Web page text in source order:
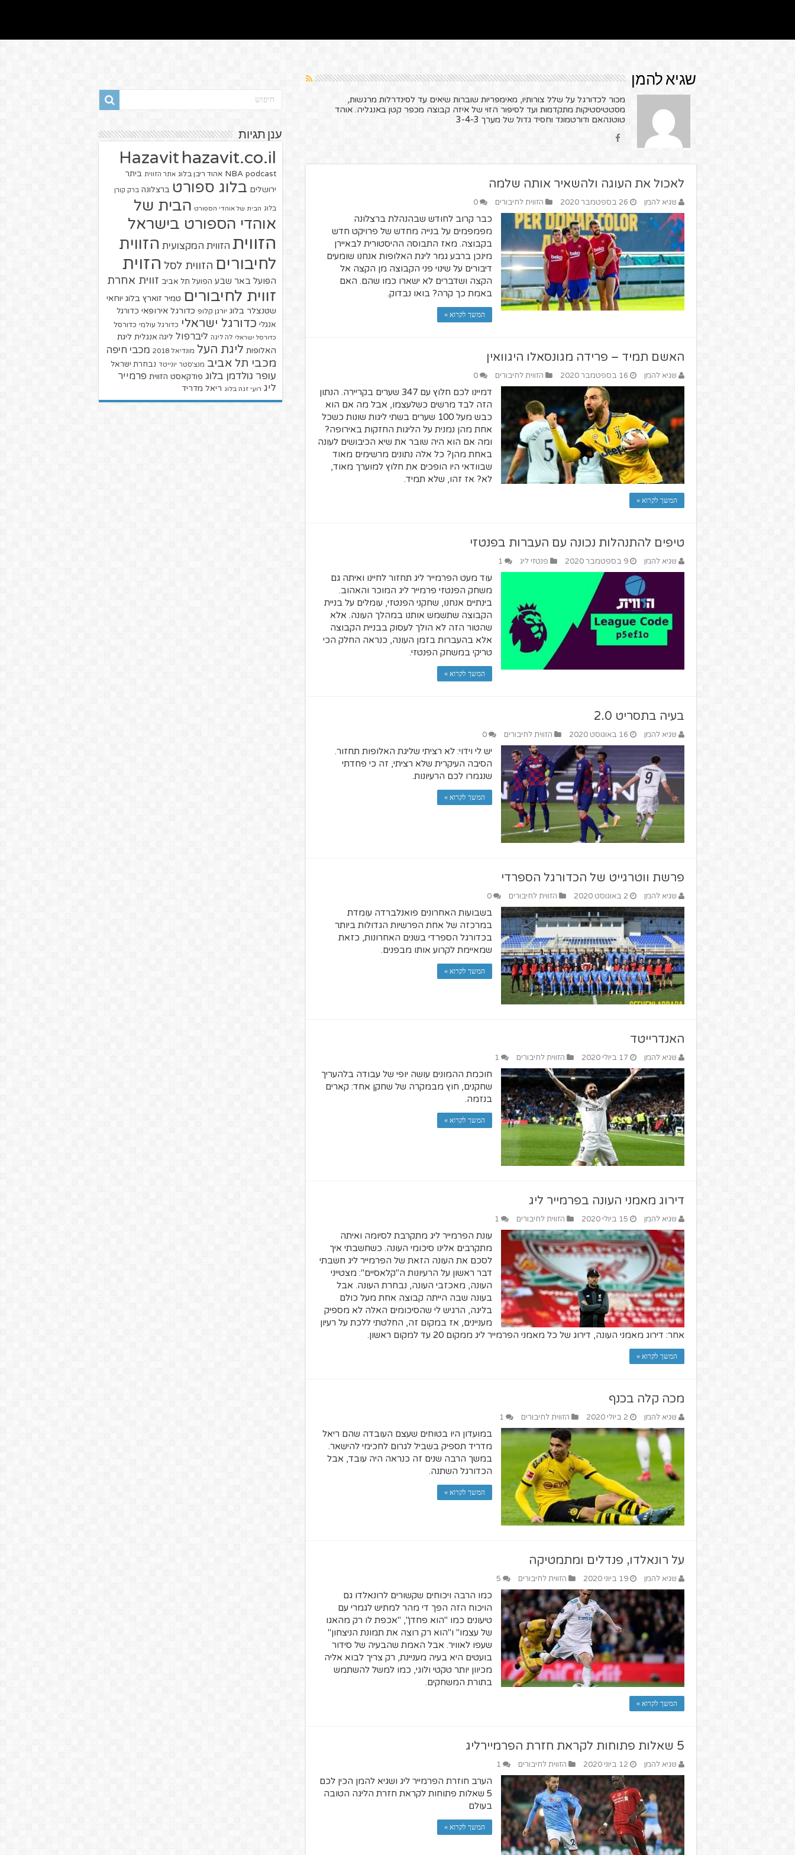
שגיא להמן
מכור לכדורגל על שלל צורותיו, מאימפריות שוברות שיאים עד לסינדרלות מרגשות,
מסטטיסטיקות מתקדמות ועד לסיפור הזוי של איזה קבוצה מכפר קטן באנגליה. אוהד
טוטנהאם ודורטמונד וחסיד גדול של מערך 3-4-3
לאכול את העוגה ולהשאיר אותה שלמה
שגיא להמן 26 בספטמבר 2020 הזווית לחיבורים 0
כבר קרוב לחודש שבהנהלת ברצלונה
מפמפמים על בנייה מחדש של פרויקט חדש
בקבוצה. מאז התבוסה ההיסטורית לבאיירן
מינכן ברבע גמר ליגת האלופות אנחנו שומעים
דיבורים על שינוי פני הקבוצה מן הקצה אל
הקצה ושדברים לא ישארו כמו שהם. האם
באמת כך קרה? בואו נבדוק.
המשך לקרוא »
האשם תמיד – פרידה מגונסאלו היגוואין
שגיא להמן 16 בספטמבר 2020 הזווית לחיבורים 0
דמיינו לכם חלוץ עם 347 שערים בקריירה. הנתון
הזה לבד מרשים כשלעצמו, אבל מה אם הוא
כבש מעל 100 שערים בשתי ליגות שונות כשכל
אחת מהן נמנית על הליגות החזקות באירופה?
ומה אם הוא היה שובר את שיא הכיבושים לעונה
באחת מהן? כל אלה נתונים מרשימים מאוד
שבוודאי היו הופכים את חלוץ למוערך מאוד,
לא? אז זהו, שלא תמיד.
המשך לקרוא »
טיפים להתנהלות נכונה עם העברות בפנטזי
שגיא להמן 9 בספטמבר 2020 פנטזי ליג 1
עוד מעט הפרמייר ליג תחזור לחיינו ואיתה גם
משחק הפנטזי פרמייר ליג המוכר והאהוב.
בינתיים אנחנו, שחקני הפנטזי, עומלים על בניית
הקבוצה שתשמש אותנו במהלך העונה. אלא
שהטור הזה לא הולך לעסוק בבניית הקבוצה
אלא בהעברות בזמן העונה, כנראה החלק הכי
טריקי במשחק הפנטזי.
המשך לקרוא »
בעיה בתסריט 2.0
שגיא להמן 16 באוגוסט 2020 הזווית לחיבורים 0
יש לי וידוי: לא רציתי שליגת האלופות תחזור.
הסיבה העיקרית שלא רציתי, זה כי פחדתי
שנגמרו לכם הרעיונות.
המשך לקרוא »
פרשת ווטרגייט של הכדורגל הספרדי
שגיא להמן 2 באוגוסט 2020 הזווית לחיבורים 0
בשבועות האחרונים פואנלברדה עומדת
במרכזה של אחת הפרשיות הגדולות ביותר
בכדורגל הספרדי בשנים האחרונות, כזאת
שמאיימת לקרוע אותו מבפנים.
המשך לקרוא »
האנדרייטד
שגיא להמן 17 ביולי 2020 הזווית לחיבורים 1
חוכמת ההמונים עושה יופי של עבודה בלהעריך
שחקנים, חוץ מבמקרה של שחקן אחד: קארים
בנזמה.
המשך לקרוא »
דירוג מאמני העונה בפרמייר ליג
שגיא להמן 15 ביולי 2020 הזווית לחיבורים 1
עונת הפרמייר ליג מתקרבת לסיומה ואיתה
מתקרבים אלינו סיכומי העונה. כשחשבתי איך
לסכם את העונה הזאת של הפרמייר ליג חשבתי
דבר ראשון על הרעיונות ה"קלאסיים": מצטייני
העונה, מאכזבי העונה, נבחרת העונה. אבל
בעונה שבה הייתה קבוצה אחת מעל כולם
בליגה, הרגיש לי שהסיכומים האלה לא מספיק
מעניינים, אז במקום זה, החלטתי ללכת על רעיון
אחר: דירוג מאמני העונה, דירוג של כל מאמני הפרמייר ליג ממקום 20 עד למקום ראשון.
המשך לקרוא »
מכה קלה בכנף
שגיא להמן 2 ביולי 2020 הזווית לחיבורים 1
במועדון היו בטוחים שעצם העובדה שהם ריאל
מדריד תספיק בשביל לגרום לחכימי להישאר.
במשך הרבה שנים זה כנראה היה עובד, אבל
הכדורגל השתנה.
המשך לקרוא »
על רונאלדו, פנדלים ומתמטיקה
שגיא להמן 19 ביוני 2020 הזווית לחיבורים 5
כמו הרבה ויכוחים שקשורים לרונאלדו גם
הויכוח הזה הפך די מהר למתיש לגמרי עם
טיעונים כמו "הוא פחדן", "אכפת לו רק מהאגו
של עצמו" ו"הוא רק רוצה את תמונת הניצחון"
שעפו לאוויר. אבל האמת שהבעיה של סידור
בועטים היא בעיה מעניינת, רק צריך לבוא אליה
מכיוון יותר טקטי ולוגי, כמו למשל להשתמש
בתורת המשחקים.
המשך לקרוא »
5 שאלות פתוחות לקראת חזרת הפרמיירליג
שגיא להמן 12 ביוני 2020 הזווית לחיבורים 1
הערב חוזרת הפרמייר ליג ושגיא להמן הכין לכם
5 שאלות פתוחות לקראת חזרת הליגה הטובה
בעולם
המשך לקרוא »
ענן תגיות
Hazavit hazavit.co.il
NBA podcast אהוד ריבן בלוג אתר הזווית ביתר
ירושלים בלוג ספורט ברצלונה ברק קורן
בלוג הבית של אוהדי הספורט הבית של
אוהדי הספורט בישראל
הזווית הזווית המקצועית הזווית
לחיבורים הזווית לסל הזוית
הפועל באר שבע הפועל תל אביב זווית אחרת
זווית לחיבורים טמיר זוארץ בלוג יוחאי
שטנצלר בלוג יורגן קלופ כדורגל אירופאי כדורגל
אנגלי כדורגל ישראלי כדורגל עולמי כדורסל
כדורסל ישראלי לה ליגה ליברפול ליגה אנגלית ליגת
האלופות ליגת העל מונדיאל 2018 מכבי חיפה
מכבי תל אביב מנצ'סטר יונייטד נבחרת ישראל
עופר גולדמן בלוג פודקאסט הזווית פרמייר
ליג רועי זגה בלוג ריאל מדריד